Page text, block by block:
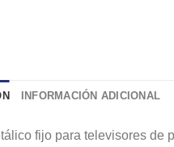
INFORMACIÓN ADICIONAL
fijo para televisores de